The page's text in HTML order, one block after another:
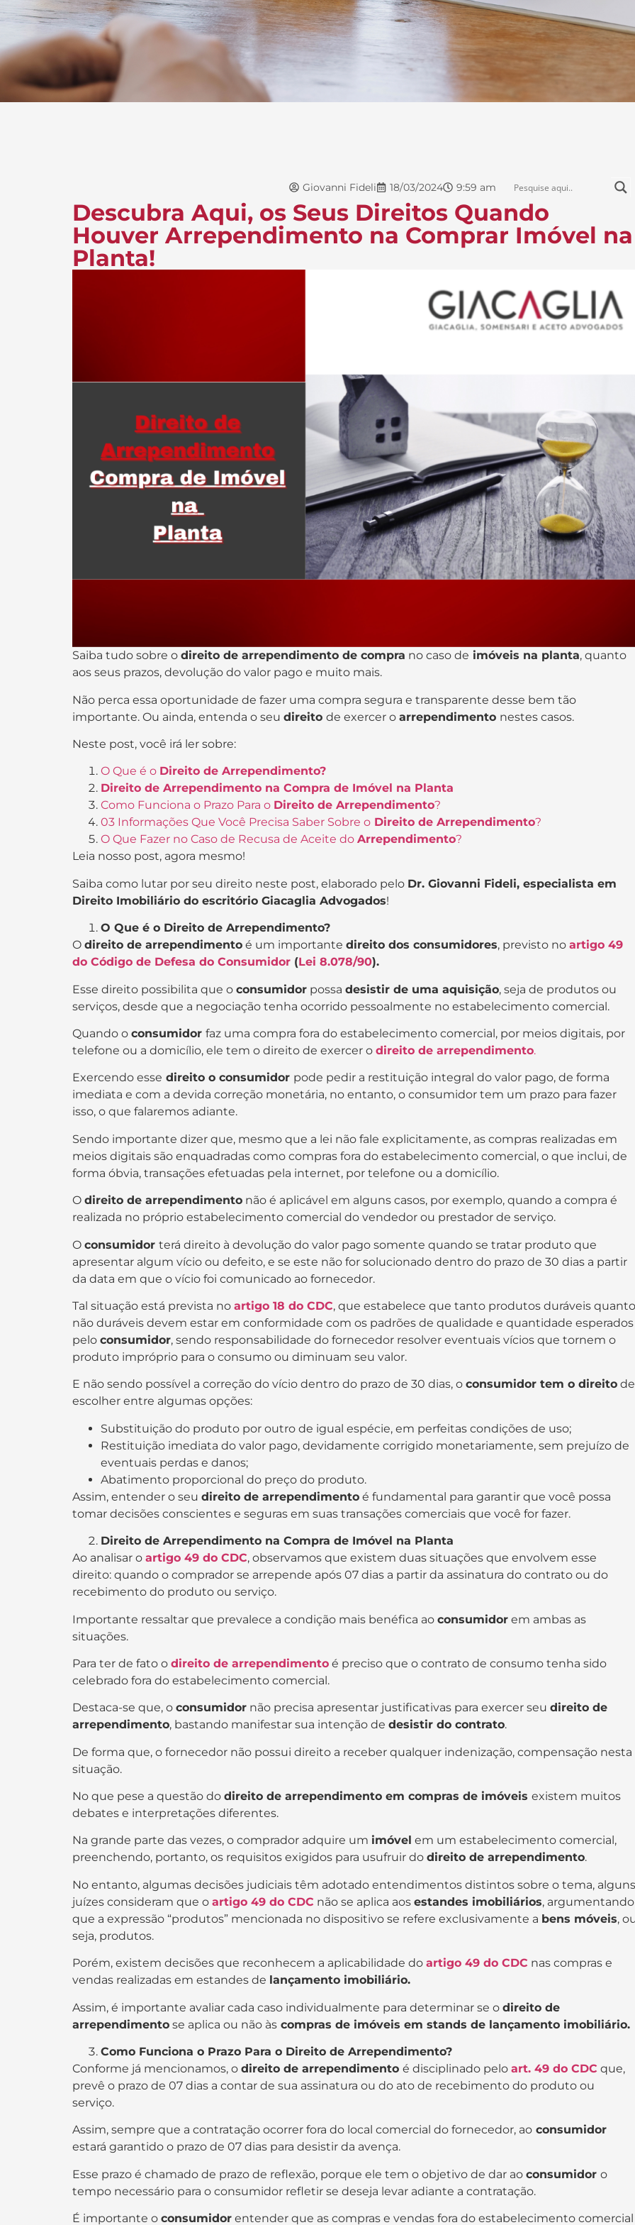
Giovanni Fideli 18/03/2024 9:59 am
Descubra Aqui, os Seus Direitos Quando
Houver Arrependimento na Comprar Imóvel na
Planta!
Saiba tudo sobre o direito de arrependimento de compra no caso de imóveis na planta, quanto
aos seus prazos, devolução do valor pago e muito mais.
Não perca essa oportunidade de fazer uma compra segura e transparente desse bem tão
importante. Ou ainda, entenda o seu direito de exercer o arrependimento nestes casos.
Neste post, você irá ler sobre:
O Que é o Direito de Arrependimento?
Direito de Arrependimento na Compra de Imóvel na Planta
Como Funciona o Prazo Para o Direito de Arrependimento?
03 Informações Que Você Precisa Saber Sobre o Direito de Arrependimento?
O Que Fazer no Caso de Recusa de Aceite do Arrependimento?
Leia nosso post, agora mesmo!
Saiba como lutar por seu direito neste post, elaborado pelo Dr. Giovanni Fideli, especialista em
Direito Imobiliário do escritório Giacaglia Advogados!
O Que é o Direito de Arrependimento?
O direito de arrependimento é um importante direito dos consumidores, previsto no artigo 49
do Código de Defesa do Consumidor (Lei 8.078/90).
Esse direito possibilita que o consumidor possa desistir de uma aquisição, seja de produtos ou
serviços, desde que a negociação tenha ocorrido pessoalmente no estabelecimento comercial.
Quando o consumidor faz uma compra fora do estabelecimento comercial, por meios digitais, por
telefone ou a domicílio, ele tem o direito de exercer o direito de arrependimento.
Exercendo esse direito o consumidor pode pedir a restituição integral do valor pago, de forma
imediata e com a devida correção monetária, no entanto, o consumidor tem um prazo para fazer
isso, o que falaremos adiante.
Sendo importante dizer que, mesmo que a lei não fale explicitamente, as compras realizadas em
meios digitais são enquadradas como compras fora do estabelecimento comercial, o que inclui, de
forma óbvia, transações efetuadas pela internet, por telefone ou a domicílio.
O direito de arrependimento não é aplicável em alguns casos, por exemplo, quando a compra é
realizada no próprio estabelecimento comercial do vendedor ou prestador de serviço.
O consumidor terá direito à devolução do valor pago somente quando se tratar produto que
apresentar algum vício ou defeito, e se este não for solucionado dentro do prazo de 30 dias a partir
da data em que o vício foi comunicado ao fornecedor.
Tal situação está prevista no artigo 18 do CDC, que estabelece que tanto produtos duráveis quanto
não duráveis devem estar em conformidade com os padrões de qualidade e quantidade esperados
pelo consumidor, sendo responsabilidade do fornecedor resolver eventuais vícios que tornem o
produto impróprio para o consumo ou diminuam seu valor.
E não sendo possível a correção do vício dentro do prazo de 30 dias, o consumidor tem o direito de
escolher entre algumas opções:
Substituição do produto por outro de igual espécie, em perfeitas condições de uso;
Restituição imediata do valor pago, devidamente corrigido monetariamente, sem prejuízo de
eventuais perdas e danos;
Abatimento proporcional do preço do produto.
Assim, entender o seu direito de arrependimento é fundamental para garantir que você possa
tomar decisões conscientes e seguras em suas transações comerciais que você for fazer.
Direito de Arrependimento na Compra de Imóvel na Planta
Ao analisar o artigo 49 do CDC, observamos que existem duas situações que envolvem esse
direito: quando o comprador se arrepende após 07 dias a partir da assinatura do contrato ou do
recebimento do produto ou serviço.
Importante ressaltar que prevalece a condição mais benéfica ao consumidor em ambas as
situações.
Para ter de fato o direito de arrependimento é preciso que o contrato de consumo tenha sido
celebrado fora do estabelecimento comercial.
Destaca-se que, o consumidor não precisa apresentar justificativas para exercer seu direito de
arrependimento, bastando manifestar sua intenção de desistir do contrato.
De forma que, o fornecedor não possui direito a receber qualquer indenização, compensação nesta
situação.
No que pese a questão do direito de arrependimento em compras de imóveis existem muitos
debates e interpretações diferentes.
Na grande parte das vezes, o comprador adquire um imóvel em um estabelecimento comercial,
preenchendo, portanto, os requisitos exigidos para usufruir do direito de arrependimento.
No entanto, algumas decisões judiciais têm adotado entendimentos distintos sobre o tema, alguns
juízes consideram que o artigo 49 do CDC não se aplica aos estandes imobiliários, argumentando
que a expressão “produtos” mencionada no dispositivo se refere exclusivamente a bens móveis,
seja, produtos.
Porém, existem decisões que reconhecem a aplicabilidade do artigo 49 do CDC nas compras e
vendas realizadas em estandes de lançamento imobiliário.
Assim, é importante avaliar cada caso individualmente para determinar se o direito de
arrependimento se aplica ou não às compras de imóveis em stands de lançamento imobiliário.
Como Funciona o Prazo Para o Direito de Arrependimento?
Conforme já mencionamos, o direito de arrependimento é disciplinado pelo art. 49 do CDC que,
prevê o prazo de 07 dias a contar de sua assinatura ou do ato de recebimento do produto ou
serviço.
Assim, sempre que a contratação ocorrer fora do local comercial do fornecedor, ao consumidor
estará garantido o prazo de 07 dias para desistir da avença.
Esse prazo é chamado de prazo de reflexão, porque ele tem o objetivo de dar ao consumidor o
tempo necessário para o consumidor refletir se deseja levar adiante a contratação.
É importante o consumidor entender que as compras e vendas fora do estabelecimento comercial